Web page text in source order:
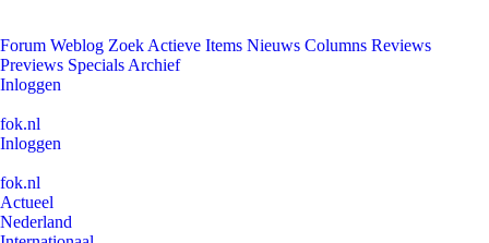
Forum Weblog Zoek Actieve Items Nieuws Columns Reviews
Previews Specials Archief
Inloggen
fok.nl
Inloggen
fok.nl
Actueel
Nederland